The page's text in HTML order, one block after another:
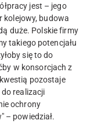
jest – jego
kolejowy, budowa
duże. Polskie firmy
takiego potencjału
się to do
w konsorcjach z
pozostaje
realizacji
ochrony
– powiedział.